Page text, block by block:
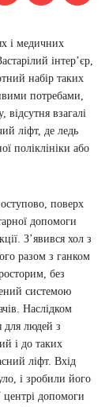
і медичних
інтер’єр,
набір таких
потребами,
взагалі
ліфт, де ледь
поліклініки або
поверх
допомоги
З’явився хол з
разом з ганком
без
системою
Наслідком
для людей з
і до таких
ліфт. Вхід
і зробили його
допомоги